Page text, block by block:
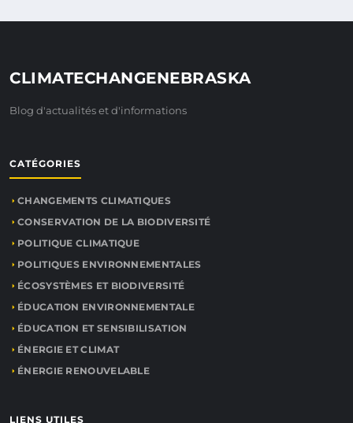
CLIMATECHANGENEBRASKA
Blog d'actualités et d'informations
CATÉGORIES
CHANGEMENTS CLIMATIQUES
CONSERVATION DE LA BIODIVERSITÉ
POLITIQUE CLIMATIQUE
POLITIQUES ENVIRONNEMENTALES
ÉCOSYSTÈMES ET BIODIVERSITÉ
ÉDUCATION ENVIRONNEMENTALE
ÉDUCATION ET SENSIBILISATION
ÉNERGIE ET CLIMAT
ÉNERGIE RENOUVELABLE
LIENS UTILES